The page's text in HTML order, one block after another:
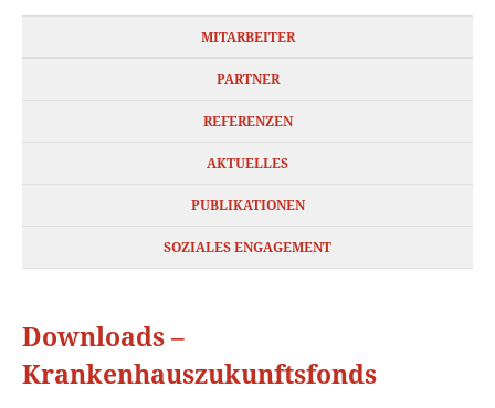
MITARBEITER
PARTNER
REFERENZEN
AKTUELLES
PUBLIKATIONEN
SOZIALES ENGAGEMENT
Downloads –
Krankenhauszukunftsfonds